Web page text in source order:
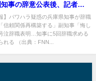
事の辞意公表後、記者会
斎藤元彦知事は続投宣言！
】パワハラ疑惑の兵庫県知事が辞職
信頼関係再構築する」副知事「悔し
泣辞職表明…知事に5回辞職求める
れる （出典：FNN...